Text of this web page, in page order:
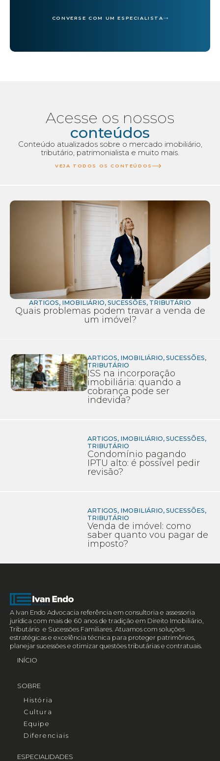
CONVERSE COM UM ESPECIALISTA
Acesse os nossos
conteúdos
Conteúdo atualizados sobre o mercado imobiliário,
tributário, patrimonialista e muito mais.
VEJA TODOS OS CONTEÚDOS
ARTIGOS, IMOBILIÁRIO, SUCESSÕES, TRIBUTÁRIO
Quais problemas podem travar a venda de
um imóvel?
ARTIGOS, IMOBILIÁRIO,SUCESSÕES,
TRIBUTÁRIO
ISS na incorporação
imobiliária: quando a
cobrança pode ser
indevida?
ARTIGOS, IMOBILIÁRIO,SUCESSÕES,
TRIBUTÁRIO
Condomínio pagando
IPTU alto: é possível pedir
revisão?
ARTIGOS, IMOBILIÁRIO,SUCESSÕES,
TRIBUTÁRIO
Venda de imóvel: como
saber quanto vou pagar de
imposto?
A Ivan Endo Advocacia referência em consultoria e assessoria
jurídica com mais de 60 anos de tradição em Direito Imobiliário,
Tributário e Sucessões Familiares. Atuamos com soluções
estratégicas e excelência técnica para proteger patrimônios,
planejar sucessões e otimizar questões tributárias e contratuais.
INÍCIO
SOBRE
História
Cultura
Equipe
Diferenciais
ESPECIALIDADES